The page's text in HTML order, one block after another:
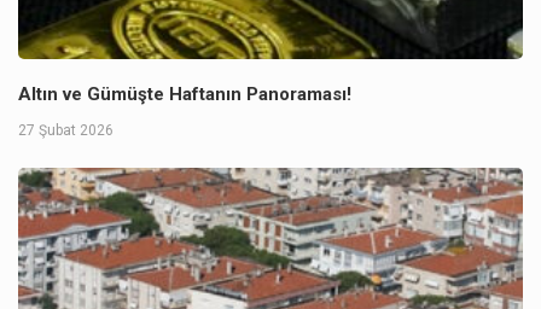
Altın ve Gümüşte Haftanın Panoraması!
27 Şubat 2026